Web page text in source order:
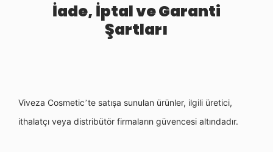
İade, İptal ve Garanti
Şartları
Viveza Cosmetic’te satışa sunulan ürünler, ilgili üretici,
ithalatçı veya distribütör firmaların güvencesi altındadır.